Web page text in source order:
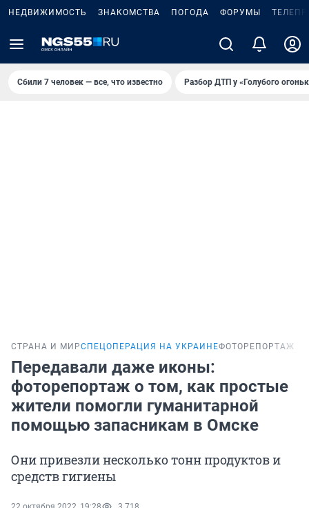
НЕДВИЖИМОСТЬ ЗНАКОМСТВА ПОГОДА ФОРУМЫ
Сбили 7 человек — все, что известно Разбор ДТП у «Голубого
СТРАНА И МИРСПЕЦОПЕРАЦИЯ НА УКРАИНЕФОТОРЕПОРТАЖ
Передавали даже иконы:
фоторепортаж о том, как простые
жители помогли гуманитарной
помощью запасникам в Омске
Они привезли несколько тонн продуктов и
средств гигиены